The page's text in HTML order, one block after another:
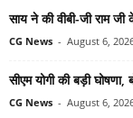
साय ने की वीबी-जी राम
CG News - August 6,
सीएम योगी की बड़ी
CG News - August 6,